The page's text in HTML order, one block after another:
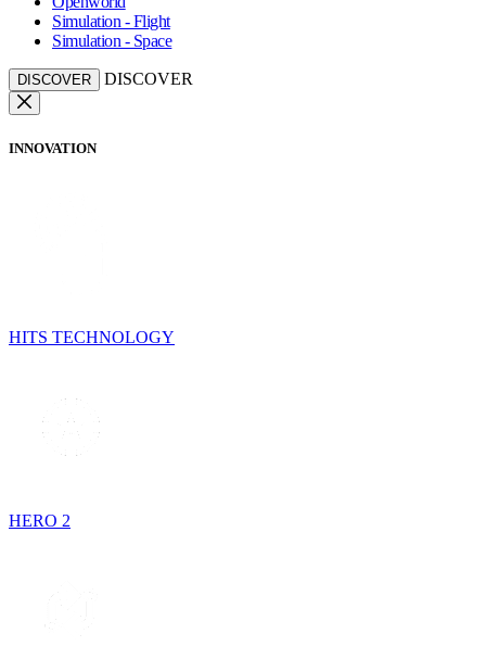
Simulation - Flight
Simulation - Space
DISCOVER DISCOVER
INNOVATION
HITS TECHNOLOGY
HERO 2